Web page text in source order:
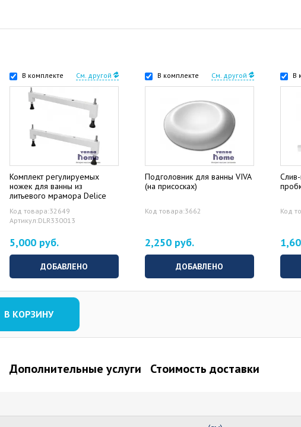
В комплекте См. другой
Комплект регулируемых
ножек для ванны из
литьевого мрамора Delice
Код товара:32649
Артикул:DLR330013
5,000 руб.
ДОБАВЛЕНО
В комплекте См. другой
Подголовник для ванны VIVA
(на присосках)
Код товара:3662
2,250 руб.
ДОБАВЛЕНО
В
Код
В КОРЗИНУ
Дополнительные услуги Стоимость доставки